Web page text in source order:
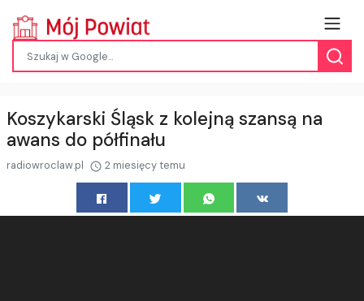
Koszykarski Śląsk z kolejną szansą na
awans do półfinału
radiowroclaw.pl 2 miesięcy temu